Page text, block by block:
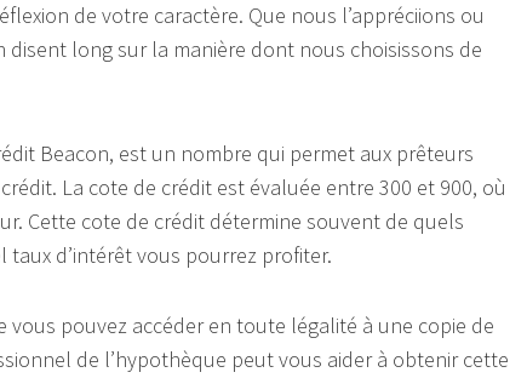
de votre caractère. Que nous l’appréciions ou
disent long sur la manière dont nous choisissons de
Beacon, est un nombre qui permet aux prêteurs
La cote de crédit est évaluée entre 300 et 900, où
Cette cote de crédit détermine souvent de quels
d’intérêt vous pourrez profiter.
vous pouvez accéder en toute légalité à une copie de
de l’hypothèque peut vous aider à obtenir cette